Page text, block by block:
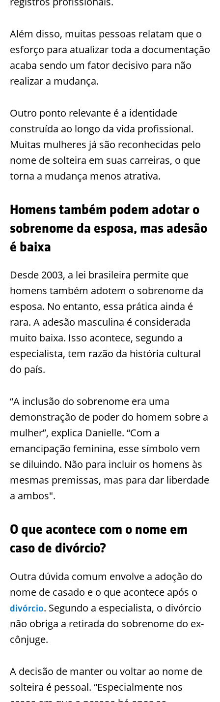
Além disso, muitas pessoas relatam que o
esforço para atualizar toda a documentação
acaba sendo um fator decisivo para não
realizar a mudança.
Outro ponto relevante é a identidade
construída ao longo da vida profissional.
Muitas mulheres já são reconhecidas pelo
nome de solteira em suas carreiras, o que
torna a mudança menos atrativa.
Homens também podem adotar o
sobrenome da esposa, mas adesão
é baixa
Desde 2003, a lei brasileira permite que
homens também adotem o sobrenome da
esposa. No entanto, essa prática ainda é
rara. A adesão masculina é considerada
muito baixa. Isso acontece, segundo a
especialista, tem razão da história cultural
do país.
“A inclusão do sobrenome era uma
demonstração de poder do homem sobre a
mulher”, explica Danielle. “Com a
emancipação feminina, esse símbolo vem
se diluindo. Não para incluir os homens às
mesmas premissas, mas para dar liberdade
a ambos".
O que acontece com o nome em
caso de divórcio?
Outra dúvida comum envolve a adoção do
nome de casado e o que acontece após o
divórcio. Segundo a especialista, o divórcio
não obriga a retirada do sobrenome do ex-
cônjuge.
A decisão de manter ou voltar ao nome de
solteira é pessoal. “Especialmente nos